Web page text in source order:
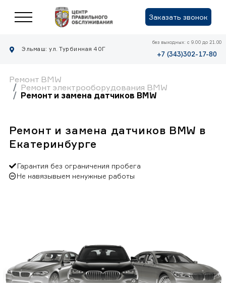
Заказать звонок
Эльмаш: ул. Турбинная 40Г
без выходных: с 9.00 до 21.00
+7 (343)302-17-80
Ремонт BMW
Ремонт электрооборудования BMW
Ремонт и замена датчиков BMW
Ремонт и замена датчиков BMW в
Екатеринбурге
Гарантия без ограничения пробега
Не навязывыем ненужные работы